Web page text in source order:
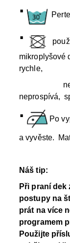
·
·
mikroplyšové
rychle,
neprospívá,
· Po
a vyvěste.
Náš tip:
Při praní
postupy na
prát na více
programem
Použijte